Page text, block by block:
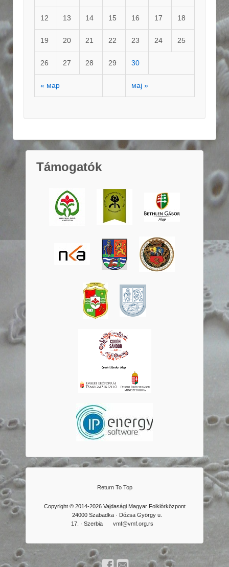
« мар мај »
12 13 14 15 16 17 18
19 20 21 22 23 24 25
26 27 28 29 30
Támogatók
Return To Top
Copyright © 2014-2026 Vajdasági Magyar Folklórközpont
24000 Szabadka · Dózsa György u.
17. · Szerbia
vmf@vmf.org.rs